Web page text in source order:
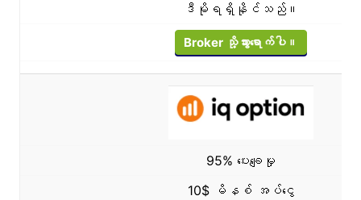
ဒီမိုရရှိနိုင်သည်။
Broker သို့သွားရောက်ပါ။
95% ပေးချေမှု
10$ မိနစ် အပ်ငွေ